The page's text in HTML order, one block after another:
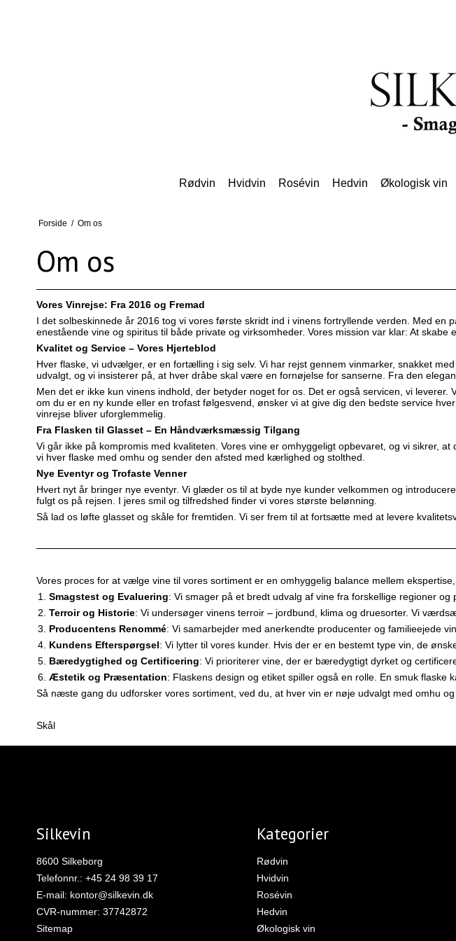
Rødvin Hvidvin Rosévin Hedvin Økologisk vin
Forside / Om os
Om os
Vores Vinrejse: Fra 2016 og Fremad
I det solbeskinnede år 2016 tog vi vores første skridt ind i vinens fortryllende verden. Med
enestående vine og spiritus til både private og virksomheder. Vores mission var klar: At
Kvalitet og Service – Vores Hjerteblod
Hver flaske, vi udvælger, er en fortælling i sig selv. Vi har rejst gennem vinmarker, snakket
udvalgt, og vi insisterer på, at hver dråbe skal være en fornøjelse for sanserne. Fra den
Men det er ikke kun vinens indhold, der betyder noget for os. Det er også servicen, vi
om du er en ny kunde eller en trofast følgesvend, ønsker vi at give dig den bedste service
vinrejse bliver uforglemmelig.
Fra Flasken til Glasset – En Håndværksmæssig Tilgang
Vi går ikke på kompromis med kvaliteten. Vores vine er omhyggeligt opbevaret, og vi sikrer,
vi hver flaske med omhu og sender den afsted med kærlighed og stolthed.
Nye Eventyr og Trofaste Venner
Hvert nyt år bringer nye eventyr. Vi glæder os til at byde nye kunder velkommen og
fulgt os på rejsen. I jeres smil og tilfredshed finder vi vores største belønning.
Så lad os løfte glasset og skåle for fremtiden. Vi ser frem til at fortsætte med at levere
Vores proces for at vælge vine til vores sortiment er en omhyggelig balance mellem
Smagstest og Evaluering: Vi smager på et bredt udvalg af vine fra forskellige regioner
Terroir og Historie: Vi undersøger vinens terroir – jordbund, klima og druesorter. Vi
Producentens Renommé: Vi samarbejder med anerkendte producenter og familieejede
Kundens Efterspørgsel: Vi lytter til vores kunder. Hvis der er en bestemt type vin, de
Bæredygtighed og Certificering: Vi prioriterer vine, der er bæredygtigt dyrket og
Æstetik og Præsentation: Flaskens design og etiket spiller også en rolle. En smuk flaske
Så næste gang du udforsker vores sortiment, ved du, at hver vin er nøje udvalgt med omhu og
Skål
Silkevin
8600 Silkeborg
Telefonnr. : +45 24 98 39 17
E-mail: kontor@silkevin.dk
CVR-nummer: 37742872
Sitemap
Kategorier
Rødvin
Hvidvin
Rosévin
Hedvin
Økologisk vin